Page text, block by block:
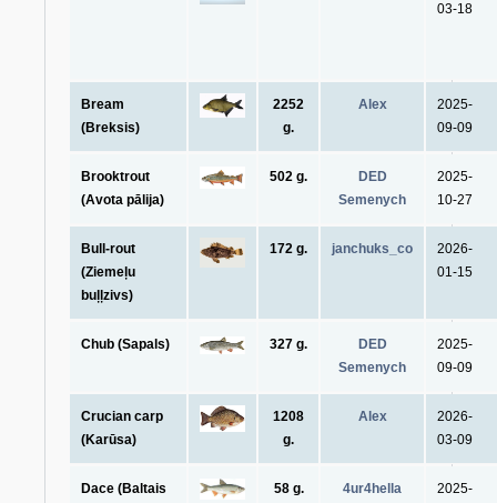
03-18
Bream
(Breksis)
2252
g.
Alex
2025-
09-09
Brooktrout
(Avota pālija)
502 g.
DED
Semenych
2025-
10-27
Bull-rout
(Ziemeļu
buļļzivs)
172 g. janchuks_co
2026-
01-15
Chub (Sapals) 327 g.
DED
Semenych
2025-
09-09
Crucian carp
(Karūsa)
1208
g.
Alex
2026-
03-09
Dace (Baltais
58 g. 4ur4hella
2025-